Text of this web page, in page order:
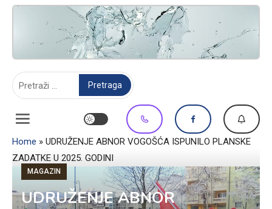
RADIO TELEVIZIJA VOGOŠĆA
Home » UDRUŽENJE ABNOR VOGOŠĆA ISPUNILO PLANSKE
ZADATKE U 2025. GODINI
MAGAZIN
UDRUŽENJE ABNOR